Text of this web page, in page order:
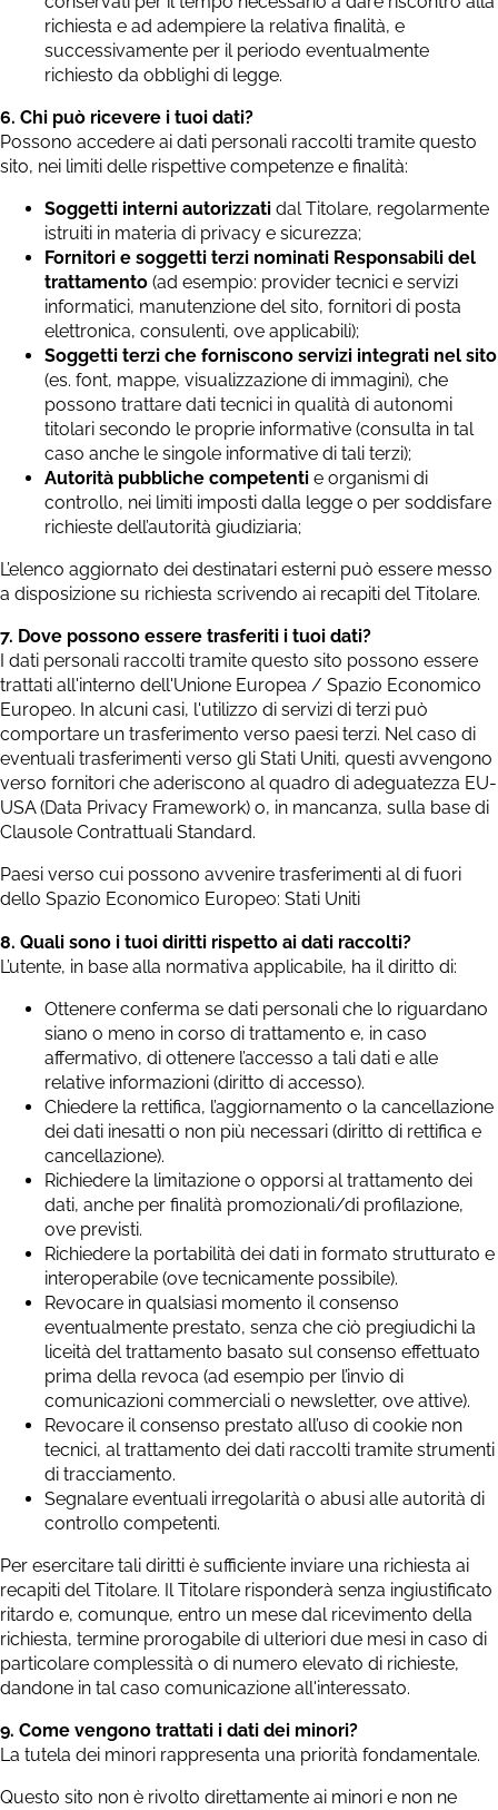
richiesta e ad adempiere la relativa finalità, e
successivamente per il periodo eventualmente
richiesto da obblighi di legge.
6. Chi può ricevere i tuoi dati?
Possono accedere ai dati personali raccolti tramite questo
sito, nei limiti delle rispettive competenze e finalità:
Soggetti interni autorizzati dal Titolare, regolarmente
istruiti in materia di privacy e sicurezza;
Fornitori e soggetti terzi nominati Responsabili del
trattamento (ad esempio: provider tecnici e servizi
informatici, manutenzione del sito, fornitori di posta
elettronica, consulenti, ove applicabili);
Soggetti terzi che forniscono servizi integrati nel sito
(es. font, mappe, visualizzazione di immagini), che
possono trattare dati tecnici in qualità di autonomi
titolari secondo le proprie informative (consulta in tal
caso anche le singole informative di tali terzi);
Autorità pubbliche competenti e organismi di
controllo, nei limiti imposti dalla legge o per soddisfare
richieste dell’autorità giudiziaria;
L’elenco aggiornato dei destinatari esterni può essere messo
a disposizione su richiesta scrivendo ai recapiti del Titolare.
7. Dove possono essere trasferiti i tuoi dati?
I dati personali raccolti tramite questo sito possono essere
trattati all'interno dell'Unione Europea / Spazio Economico
Europeo. In alcuni casi, l'utilizzo di servizi di terzi può
comportare un trasferimento verso paesi terzi. Nel caso di
eventuali trasferimenti verso gli Stati Uniti, questi avvengono
verso fornitori che aderiscono al quadro di adeguatezza EU-
USA (Data Privacy Framework) o, in mancanza, sulla base di
Clausole Contrattuali Standard.
Paesi verso cui possono avvenire trasferimenti al di fuori
dello Spazio Economico Europeo: Stati Uniti
8. Quali sono i tuoi diritti rispetto ai dati raccolti?
L’utente, in base alla normativa applicabile, ha il diritto di:
Ottenere conferma se dati personali che lo riguardano
siano o meno in corso di trattamento e, in caso
affermativo, di ottenere l’accesso a tali dati e alle
relative informazioni (diritto di accesso).
Chiedere la rettifica, l’aggiornamento o la cancellazione
dei dati inesatti o non più necessari (diritto di rettifica e
cancellazione).
Richiedere la limitazione o opporsi al trattamento dei
dati, anche per finalità promozionali/di profilazione,
ove previsti.
Richiedere la portabilità dei dati in formato strutturato e
interoperabile (ove tecnicamente possibile).
Revocare in qualsiasi momento il consenso
eventualmente prestato, senza che ciò pregiudichi la
liceità del trattamento basato sul consenso effettuato
prima della revoca (ad esempio per l’invio di
comunicazioni commerciali o newsletter, ove attive).
Revocare il consenso prestato all’uso di cookie non
tecnici, al trattamento dei dati raccolti tramite strumenti
di tracciamento.
Segnalare eventuali irregolarità o abusi alle autorità di
controllo competenti.
Per esercitare tali diritti è sufficiente inviare una richiesta ai
recapiti del Titolare. Il Titolare risponderà senza ingiustificato
ritardo e, comunque, entro un mese dal ricevimento della
richiesta, termine prorogabile di ulteriori due mesi in caso di
particolare complessità o di numero elevato di richieste,
dandone in tal caso comunicazione all'interessato.
9. Come vengono trattati i dati dei minori?
La tutela dei minori rappresenta una priorità fondamentale.
Questo sito non è rivolto direttamente ai minori e non ne